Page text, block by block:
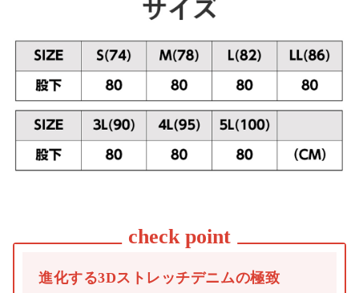
進化する3Dストレッチデニムの極致